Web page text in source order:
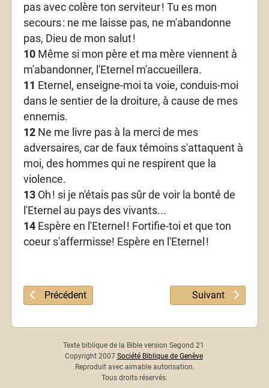
pas avec colère ton serviteur! Tu es mon
secours: ne me laisse pas, ne m'abandonne
pas, Dieu de mon salut!
10Même si mon père et ma mère viennent à
m'abandonner, l'Eternel m'accueillera.
11 Eternel, enseigne-moi ta voie, conduis-moi
dans le sentier de la droiture, à cause de mes
ennemis.
12Ne me livre pas à la merci de mes
adversaires, car de faux témoins s'attaquent à
moi, des hommes qui ne respirent que la
violence.
13Oh ! si je n'étais pas sûr de voir la bonté de
l'Eternel au pays des vivants...
14Espère en l'Eternel ! Fortifie-toi et que ton
coeur s'affermisse! Espère en l'Eternel !
Article précédent : Psaume 26
Précédent Article suivant :
Suivant
Texte biblique de la Bible version Segond 21
Copyright 2007 Société Biblique de Genève
Reproduit avec aimable autorisation.
Tous droits réservés.